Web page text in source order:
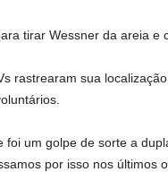
tirar Wessner da areia e
rastrearam sua
foi um golpe de sorte a
por isso nos últimos